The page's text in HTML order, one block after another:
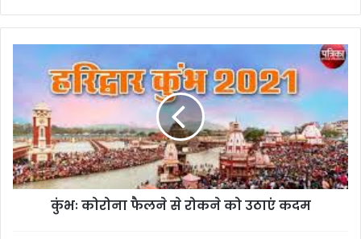
रोकने
को
उठाएं
कदम
कुंभः कोरोना फैलने से रोकने को उठाएं कदम